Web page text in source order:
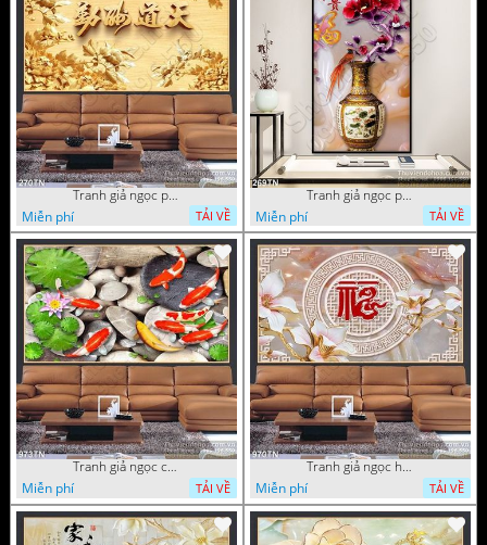
Tranh giả ngọc phù điêu ấn tượng
Miễn phí
TẢI VỀ
Tranh giả ngọc phù điêu rồng đẹp
Miễn phí
TẢI VỀ
Tranh giả ngọc cá Koi
Miễn phí
TẢI VỀ
Tranh giả ngọc hoa cổ điển
Miễn phí
TẢI VỀ